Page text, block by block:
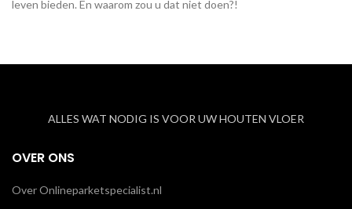
leven bieden. En waarom zou u dat niet doen?!
ALLES WAT NODIG IS VOOR UW HOUTEN VLOER
OVER ONS
Over Onlineparketspecialist.nl